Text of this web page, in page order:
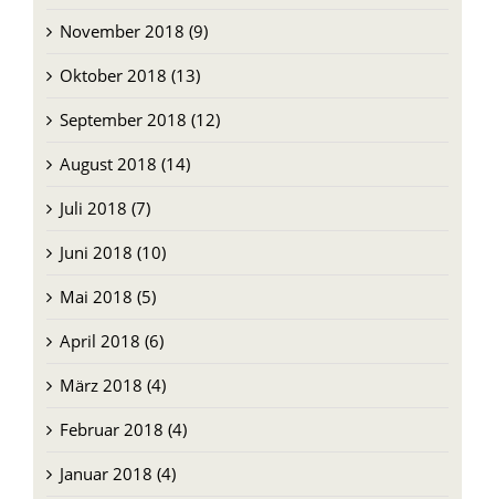
November 2018 (9)
Oktober 2018 (13)
September 2018 (12)
August 2018 (14)
Juli 2018 (7)
Juni 2018 (10)
Mai 2018 (5)
April 2018 (6)
März 2018 (4)
Februar 2018 (4)
Januar 2018 (4)